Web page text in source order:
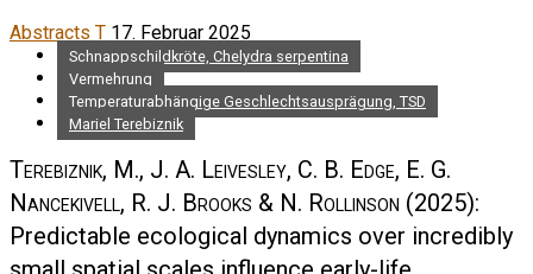
Abstracts T 17. Februar 2025
Schnappschildkröte, Chelydra serpentina
Vermehrung
Temperaturabhängige Geschlechtsausprägung, TSD
Mariel Terebiznik
Terebiznik, M., J. A. Leivesley, C. B. Edge, E. G.
Nancekivell, R. J. Brooks & N. Rollinson (2025):
Predictable ecological dynamics over incredibly